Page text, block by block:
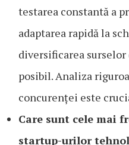
testarea constantă a
adaptarea rapidă la
diversificarea
posibil. Analiza
concurenței este
Care sunt cele mai
startup-urilor